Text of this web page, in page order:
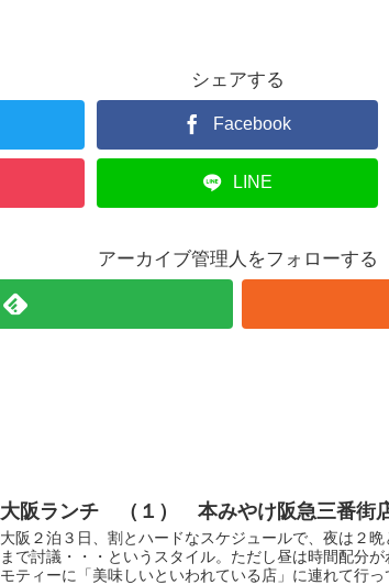
シェアする
Facebook
LINE
アーカイブ管理人をフォローする
大阪ランチ （１） 本みやけ阪急三番街
大阪２泊３日、割とハードなスケジュールで、夜は２
まで討議・・・というスタイル。ただし昼は時間配分
モティーに「美味しいといわれている店」に連れて行っ